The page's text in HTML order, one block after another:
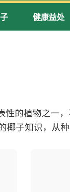
健康益处
性的植物之一
椰子知识，从